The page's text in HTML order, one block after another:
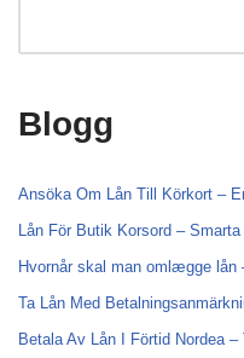
Blogg
Ansöka Om Lån Till Körkort –
Lån För Butik Korsord –
Hvornår skal man omlægge lån
Ta Lån Med
Betala Av Lån I Förtid Nordea